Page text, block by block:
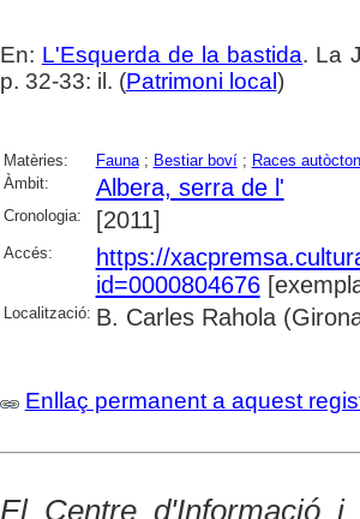
En: L'Esquerda de la bastida. La
p. 32-33: il. (Patrimoni local )
Matèries: Fauna; Bestiar boví; Races
Àmbit:
Albera, serra de l'
Cronologia: [2011]
Accés:
https://
id=0000804676
Localització: B. Carles Rahola
Enllaç permanent a aquest
El Centre d'Informació